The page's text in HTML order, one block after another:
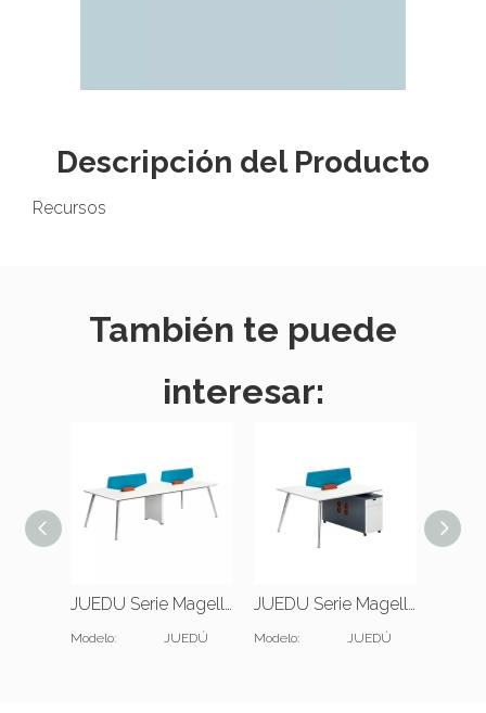
Descripción del Producto
Recursos
También te puede
interesar:
JUEDU Serie Magell Cuatro puntas |W2800*D1200*H1080(mm) |W2400*D1200*H1080(mm)
Modelo: JUEDÚ
JUEDU Serie Magell Dos puntas |W1400*D1200*H1080(mm) |W1200*D1200*H1080(mm)
Modelo: JUEDÚ